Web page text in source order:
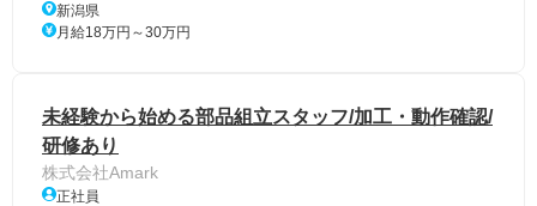
新潟県
月給18万円～30万円
未経験から始める部品組立スタッフ/加工・動作確認/
研修あり
株式会社Amark
正社員